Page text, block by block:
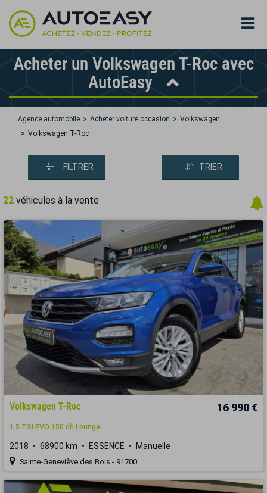
Acheter un Volkswagen T-Roc avec
AutoEasy
Agence automobile Acheter voiture occasion
Volkswagen
Volkswagen T-Roc
FILTRER TRIER
22 véhicules à la vente
Volkswagen T-Roc 16 990 €
1.5 TSI EVO 150 ch Lounge
2018 68900 km ESSENCE Manuelle
Sainte-Geneviève des Bois - 91700